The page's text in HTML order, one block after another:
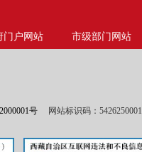
。
安全监管。指导水利
门户网站 市级部门网站
号 网站标识码：5426250001